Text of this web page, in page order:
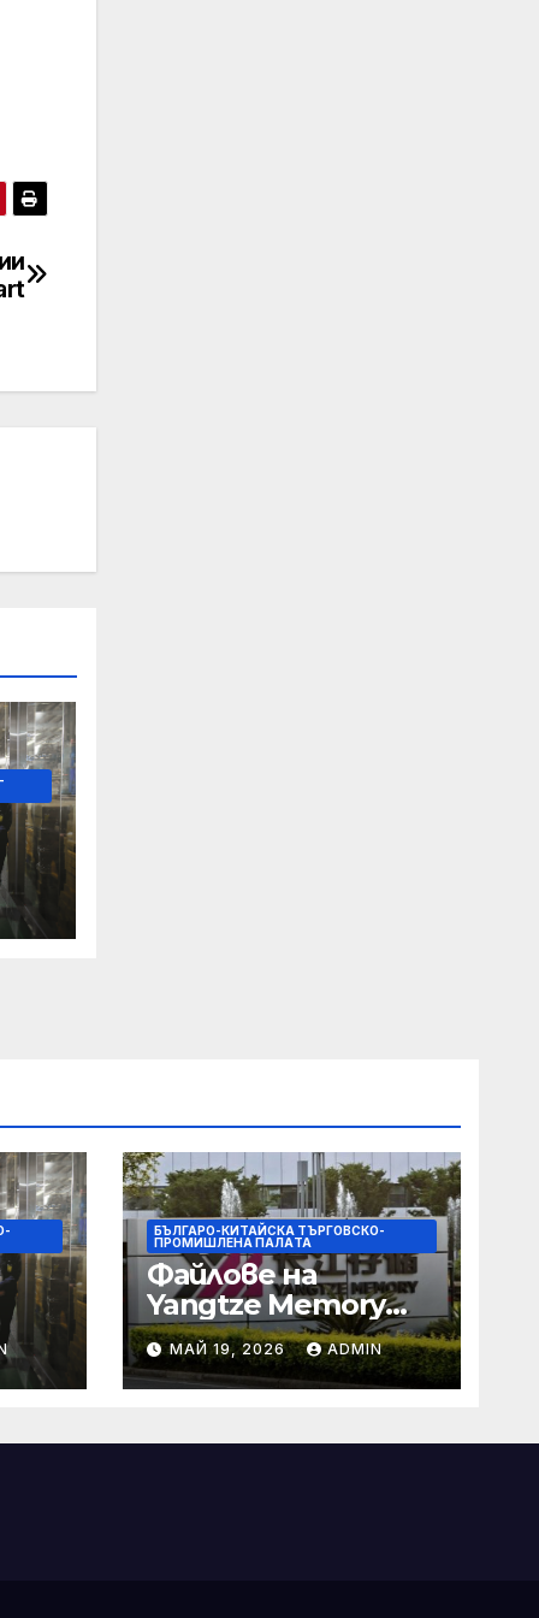
и
и
БЪЛГАРО-КИТАЙСКА ТЪРГОВСКО-
ПРОМИШЛЕНА ПАЛAТА
Файлове на
Yangtze Memory
Technologies
(YMTC) за IPO на
STAR Market
МАЙ 19, 2026 ADMIN